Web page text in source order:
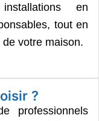
en
tout en
de votre maison.
?
professionnels